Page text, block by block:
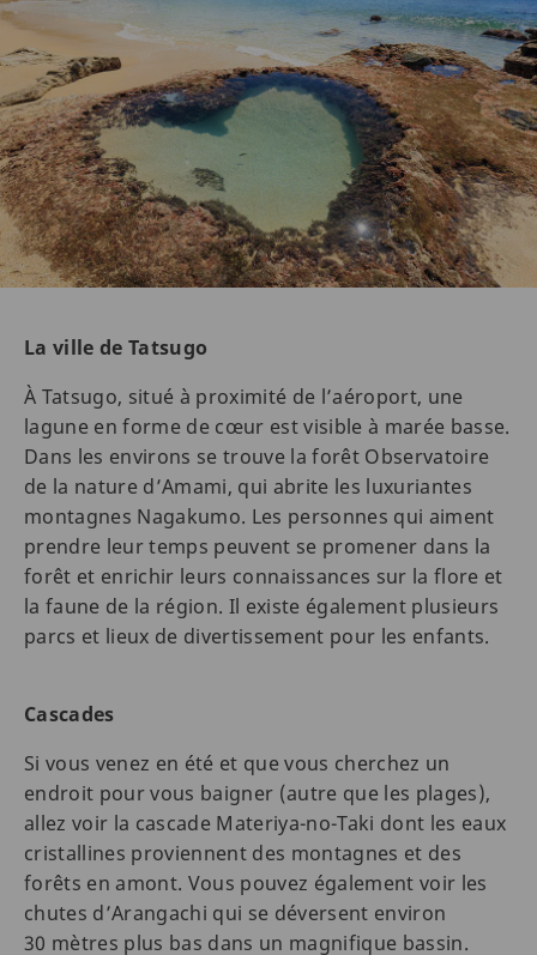
La ville de Tatsugo
À Tatsugo, situé à proximité de l’aéroport, une
lagune en forme de cœur est visible à marée basse.
Dans les environs se trouve la forêt Observatoire
de la nature d’Amami, qui abrite les luxuriantes
montagnes Nagakumo. Les personnes qui aiment
prendre leur temps peuvent se promener dans la
forêt et enrichir leurs connaissances sur la flore et
la faune de la région. Il existe également plusieurs
parcs et lieux de divertissement pour les enfants.
Cascades
Si vous venez en été et que vous cherchez un
endroit pour vous baigner (autre que les plages),
allez voir la cascade Materiya-no-Taki dont les eaux
cristallines proviennent des montagnes et des
forêts en amont. Vous pouvez également voir les
chutes d’Arangachi qui se déversent environ
30 mètres plus bas dans un magnifique bassin.